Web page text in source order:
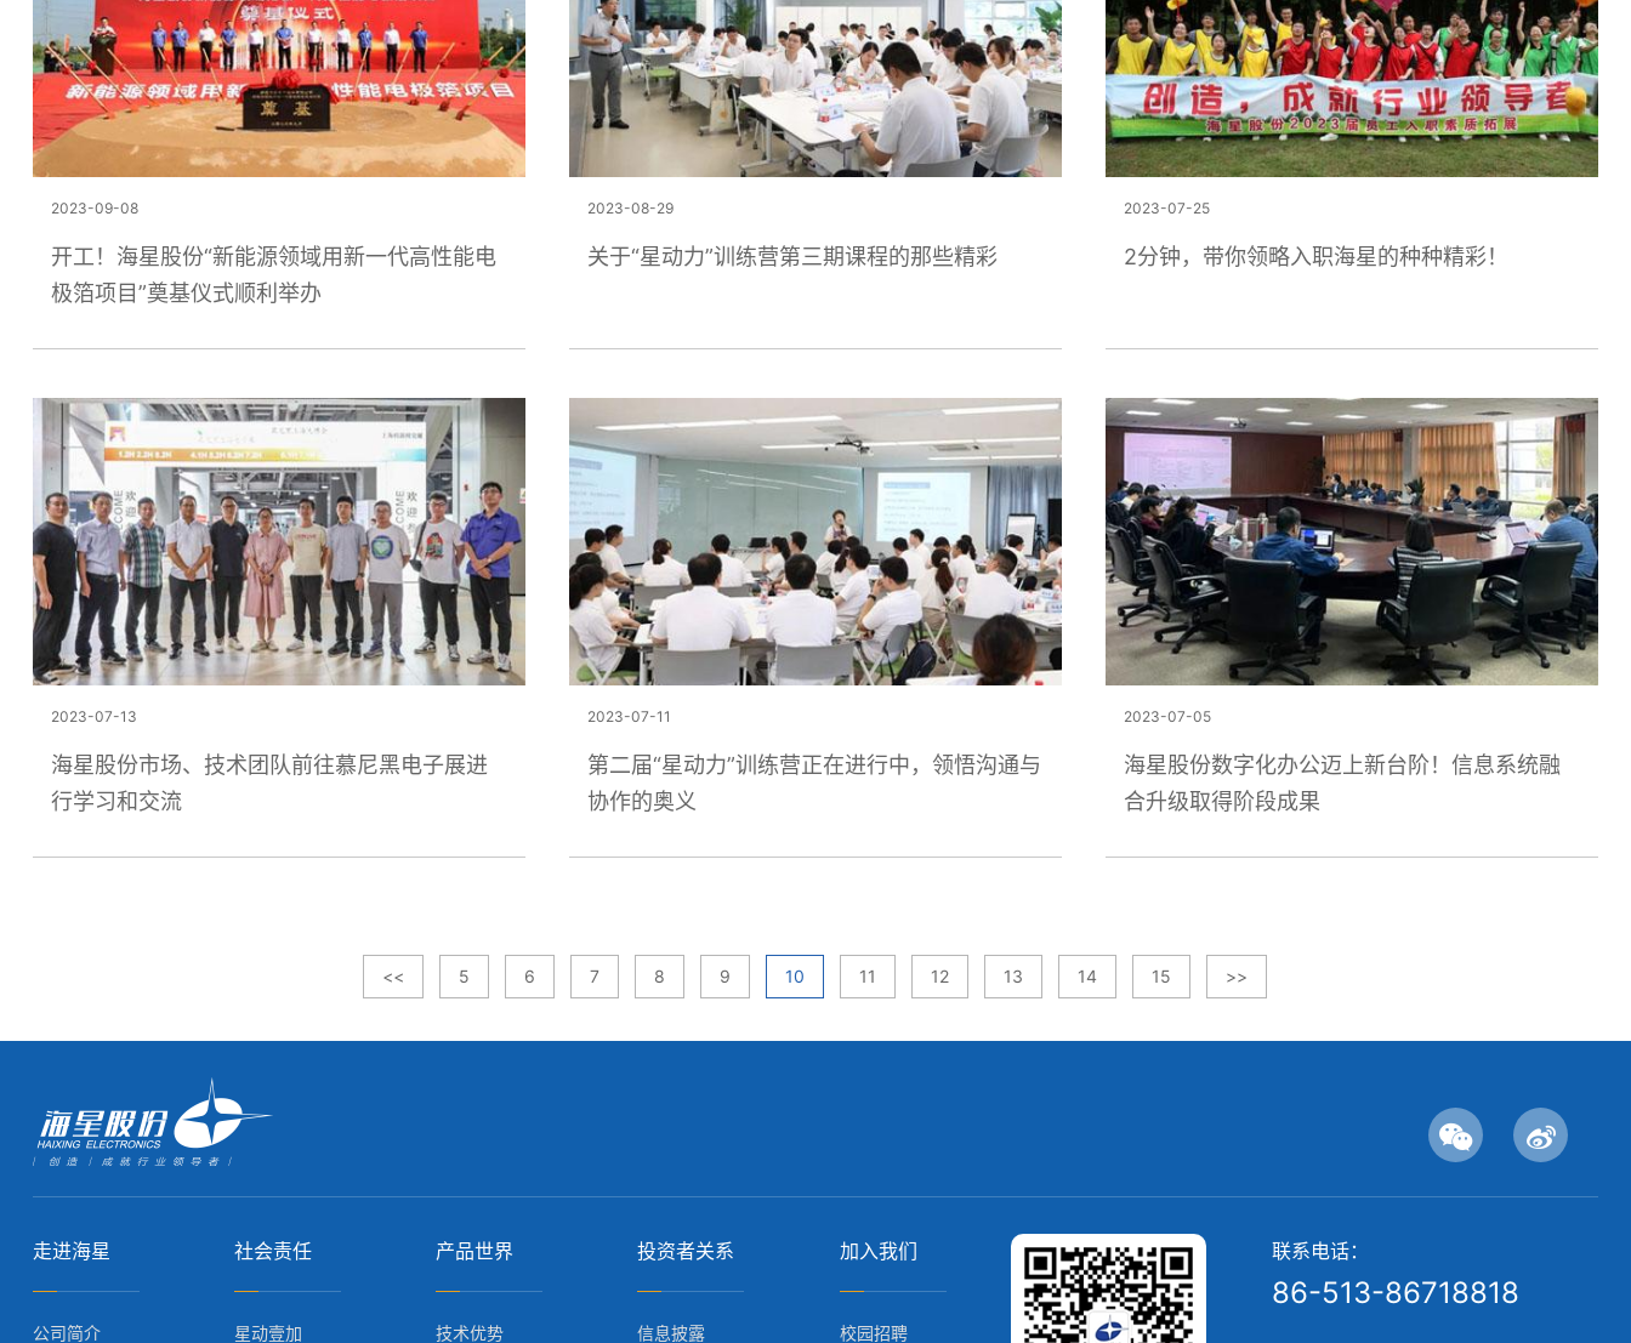
2023-09-08
开工！海星股份“新能源领域用新一代高性能电
极箔项目”奠基仪式顺利举办
2023-08-29
关于“星动力”训练营第三期课程的那些精彩
2023-07-25
2分钟，带你领略入职海星的种种精彩！
2023-07-13
海星股份市场、技术团队前往慕尼黑电子展进
行学习和交流
2023-07-11
第二届“星动力”训练营正在进行中，领悟沟通与
协作的奥义
2023-07-05
海星股份数字化办公迈上新台阶！信息系统融
合升级取得阶段成果
<< 5 6 7 8 9 10 11 12 13 14 15 >>
走进海星
公司简介
社会责任
星动壹加
产品世界
技术优势
投资者关系
信息披露
加入我们
校园招聘
联系电话：
86-513-86718818